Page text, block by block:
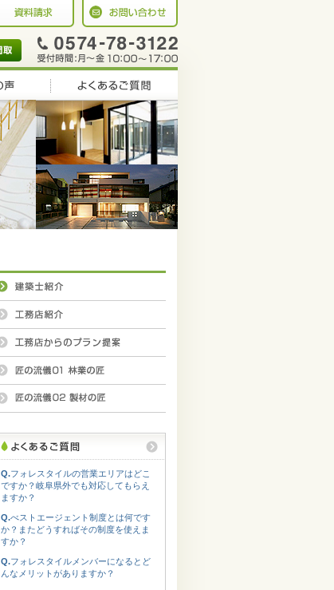
Q.フォレスタイルの営業エリアはどこ
ですか？岐阜県外でも対応してもらえ
ますか？
Q.べストエージェント制度とは何です
か？またどうすればその制度を使えま
すか？
Q.フォレスタイルメンバーになるとど
んなメリットがありますか？